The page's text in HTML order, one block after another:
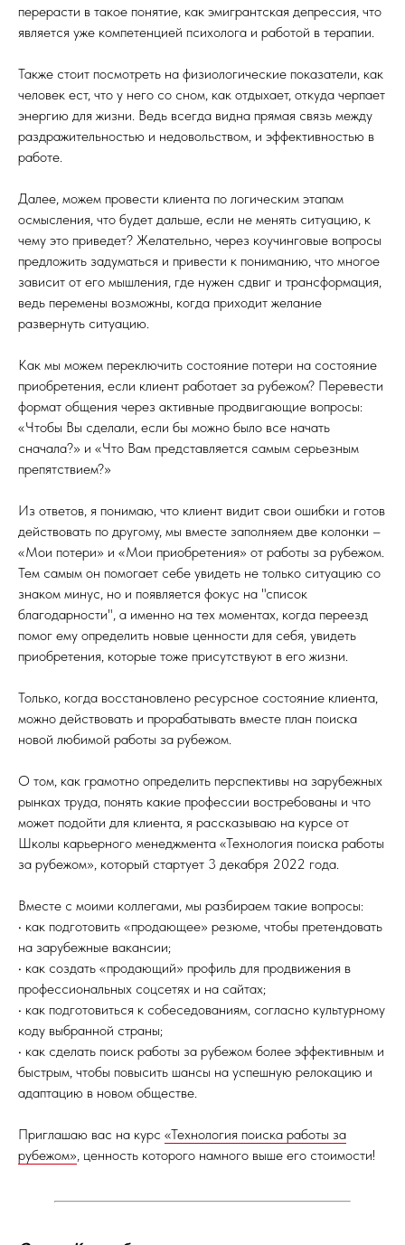
перерасти в такое понятие, как эмигрантская депрессия, что
является уже компетенцией психолога и работой в терапии.
Также стоит посмотреть на физиологические показатели, как
человек ест, что у него со сном, как отдыхает, откуда черпает
энергию для жизни. Ведь всегда видна прямая связь между
раздражительностью и недовольством, и эффективностью в
работе.
Далее, можем провести клиента по логическим этапам
осмысления, что будет дальше, если не менять ситуацию, к
чему это приведет? Желательно, через коучинговые вопросы
предложить задуматься и привести к пониманию, что многое
зависит от его мышления, где нужен сдвиг и трансформация,
ведь перемены возможны, когда приходит желание
развернуть ситуацию.
Как мы можем переключить состояние потери на состояние
приобретения, если клиент работает за рубежом? Перевести
формат общения через активные продвигающие вопросы:
«Чтобы Вы сделали, если бы можно было все начать
сначала?» и «Что Вам представляется самым серьезным
препятствием?»
Из ответов, я понимаю, что клиент видит свои ошибки и готов
действовать по другому, мы вместе заполняем две колонки –
«Мои потери» и «Мои приобретения» от работы за рубежом.
Тем самым он помогает себе увидеть не только ситуацию со
знаком минус, но и появляется фокус на "список
благодарности", а именно на тех моментах, когда переезд
помог ему определить новые ценности для себя, увидеть
приобретения, которые тоже присутствуют в его жизни.
Только, когда восстановлено ресурсное состояние клиента,
можно действовать и прорабатывать вместе план поиска
новой любимой работы за рубежом.
О том, как грамотно определить перспективы на зарубежных
рынках труда, понять какие профессии востребованы и что
может подойти для клиента, я рассказываю на курсе от
Школы карьерного менеджмента «Технология поиска работы
за рубежом», который стартует 3 декабря 2022 года.
Вместе с моими коллегами, мы разбираем такие вопросы:
• как подготовить «продающее» резюме, чтобы претендовать
на зарубежные вакансии;
• как создать «продающий» профиль для продвижения в
профессиональных соцсетях и на сайтах;
• как подготовиться к собеседованиям, согласно культурному
коду выбранной страны;
• как сделать поиск работы за рубежом более эффективным и
быстрым, чтобы повысить шансы на успешную релокацию и
адаптацию в новом обществе.
Приглашаю вас на курс «Технология поиска работы за
рубежом», ценность которого намного выше его стоимости!